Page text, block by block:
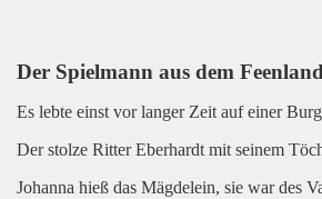
Der Spielmann aus dem Feenland
Es lebte einst vor langer Zeit auf einer
Der stolze Ritter Eberhardt mit seinem
Johanna hieß das Mägdelein, sie war des